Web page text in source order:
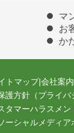
マ
お
か
トマップ|会社案内
護方針（プライバ
タマーハラスメン
ーシャルメディア